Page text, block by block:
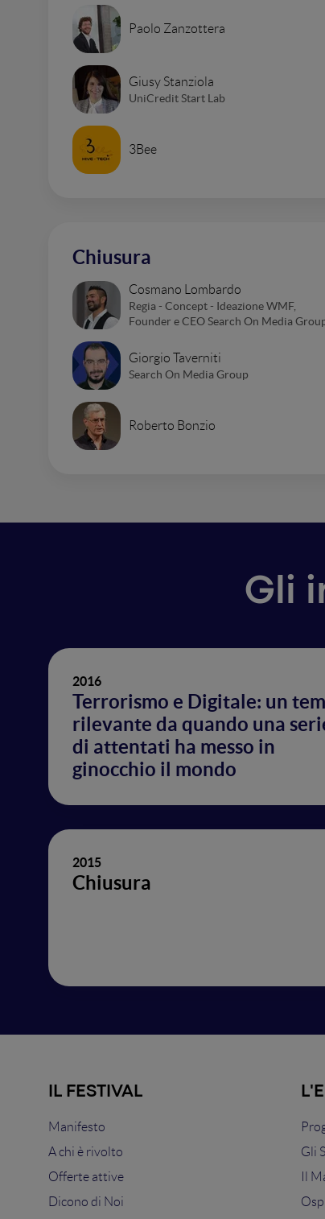
Paolo Zanzottera
Giusy Stanziola
UniCredit Start Lab
3Bee
Chiusura
Cosmano Lombardo
Regia - Concept - Ideazione WMF,
Founder e CEO Search On Media
Giorgio Taverniti
Search On Media Group
Roberto Bonzio
Gli
2016
Terrorismo e Digitale: un
rilevante da quando una
di attentati ha messo in
ginocchio il mondo
2015
Chiusura
IL FESTIVAL
Manifesto
A chi è rivolto
Offerte attive
Dicono di Noi
Gli
Il